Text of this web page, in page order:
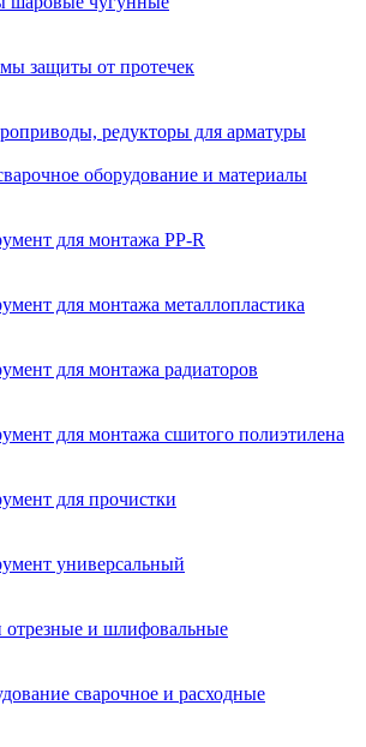
защиты от протечек
редукторы для арматуры
оборудование и материалы
для монтажа PP-R
для монтажа металлопластика
для монтажа радиаторов
для монтажа сшитого полиэтилена
для прочистки
универсальный
отрезные и шлифовальные
сварочное и расходные